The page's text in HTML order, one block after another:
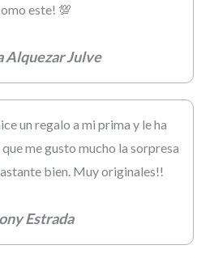
este! 💯
Alquezar Julve
un regalo a mi prima y le ha
me gusto mucho la sorpresa
bien. Muy originales!!
Estrada